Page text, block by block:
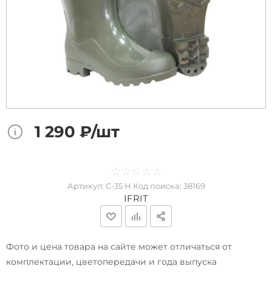
1 290 ₽/шт
☆ ☆ ☆ ☆ ☆
★ ★ ★ ★ ★
Артикул: С-35 Н Код поиска: 38169
IFRIT
Фото и цена товара на сайте может отличаться от
комплектации, цветопередачи и года выпуска